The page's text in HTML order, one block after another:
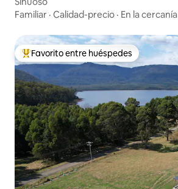
Familiar · Calidad-precio · En la cercanía
Favorito entre huéspedes preferido
Favorito entre huéspedes